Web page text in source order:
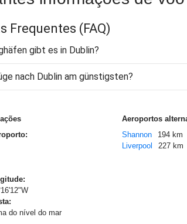
Frequentes (FAQ)
gibt es in Dublin?
nach Dublin am günstigsten?
do nível do mar
Aeroportos
Shannon
194 km
Liverpool
227 km